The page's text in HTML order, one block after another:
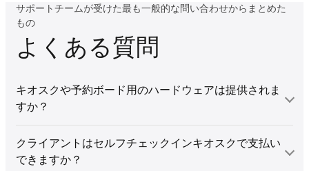
サポートチームが受けた最も一般的な問い合わせからまとめた
もの
よくある質問
キオスクや予約ボード用のハードウェアは提供されま
すか？
クライアントはセルフチェックインキオスクで支払い
できますか？